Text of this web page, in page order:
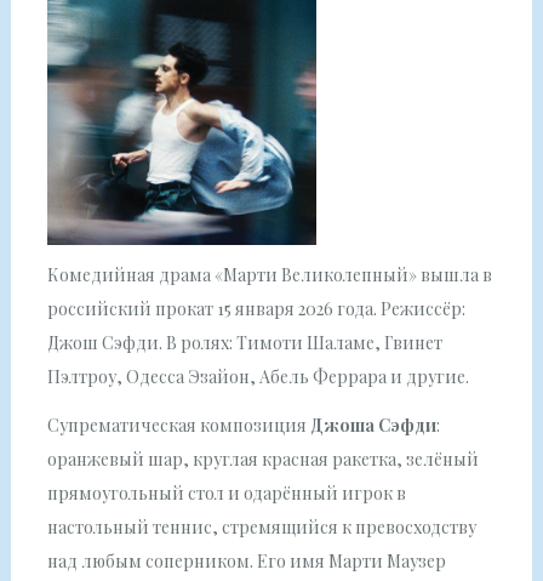
Комедийная драма «Марти Великолепный» вышла в
российский прокат 15 января 2026 года. Режиссёр:
Джош Сэфди. В ролях: Тимоти Шаламе, Гвинет
Пэлтроу, Одесса Эзайон, Абель Феррара и другие.
Супрематическая композиция Джоша Сэфди:
оранжевый шар, круглая красная ракетка, зелёный
прямоугольный стол и одарённый игрок в
настольный теннис, стремящийся к превосходству
над любым соперником. Его имя Марти Маузер